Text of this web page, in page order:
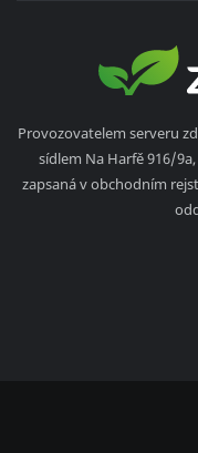
Provozovatelem serveru
sídlem Na Harfě 916/9a,
zapsaná v obchodním